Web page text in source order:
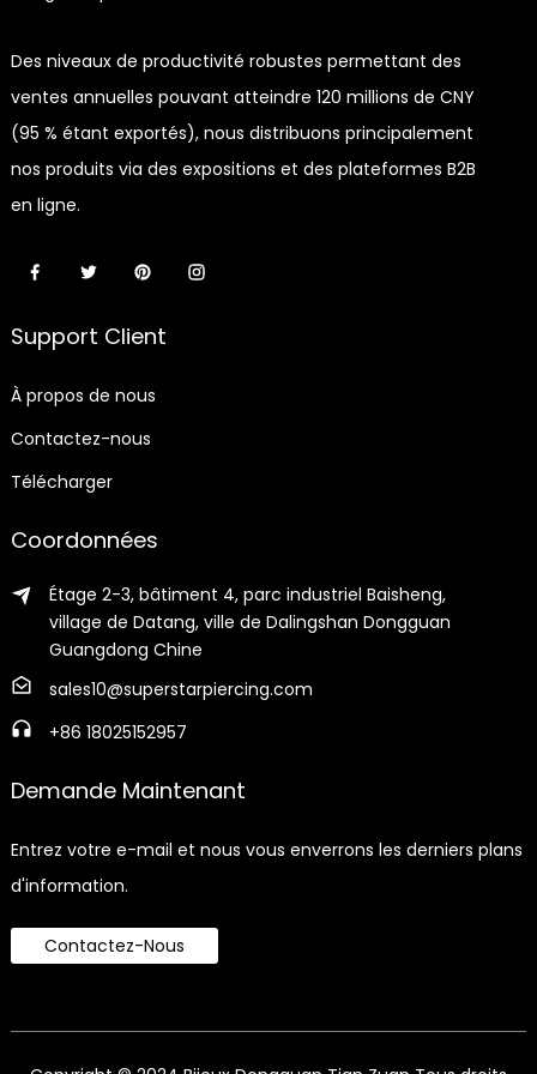
Des niveaux de productivité robustes permettant des
ventes annuelles pouvant atteindre 120 millions de CNY
(95 % étant exportés), nous distribuons principalement
nos produits via des expositions et des plateformes B2B
en ligne.
Support Client
À propos de nous
Contactez-nous
Télécharger
Coordonnées
Étage 2-3, bâtiment 4, parc industriel Baisheng,
village de Datang, ville de Dalingshan Dongguan
Guangdong Chine
sales10@superstarpiercing.com
+86 18025152957
Demande Maintenant
Entrez votre e-mail et nous vous enverrons les derniers plans
d'information.
Contactez-Nous